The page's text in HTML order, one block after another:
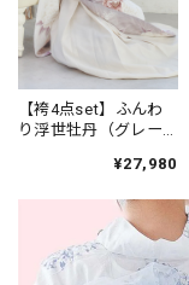
【袴4点set】ふんわ
り浮世牡丹（グレー
¥27,980